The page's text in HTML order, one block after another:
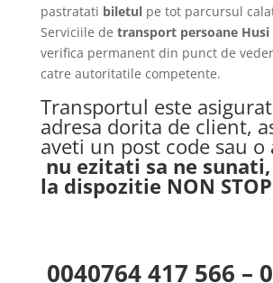
pastratati biletulpe tot parcursul
Serviciile de transport persoane
verifica permanent din punct de
catre autoritatile competente.
Transportul este
adresa dorita de client,
aveti un post code sau o
nu ezitati sa ne
la dispozitie NON
0040764 417 566 –